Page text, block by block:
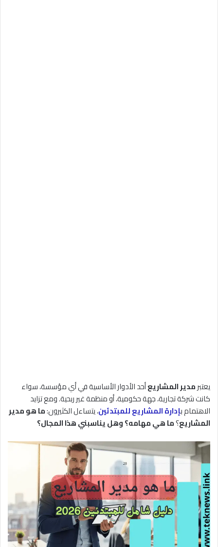
يعتبرمدير المشاريعأحد الأدوار الأساسية في أي مؤسسة، سواء
كانت شركة تجارية، جهة حكومية، أو منظمة غير ربحية. ومع تزايد
الاهتمام بإدارة المشاريع للمبتدئين، يتساءل الكثيرون:ما هو مدير
المشاريع؟ما هي مهامه؟ وهل يناسبني هذا المجال؟